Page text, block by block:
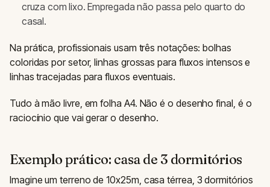
cruza com lixo. Empregada não passa pelo quarto do
casal.
Na prática, profissionais usam três notações: bolhas
coloridas por setor, linhas grossas para fluxos intensos e
linhas tracejadas para fluxos eventuais.
Tudo à mão livre, em folha A4. Não é o desenho final, é o
raciocínio que vai gerar o desenho.
Exemplo prático: casa de 3 dormitórios
Imagine um terreno de 10x25m, casa térrea, 3 dormitórios